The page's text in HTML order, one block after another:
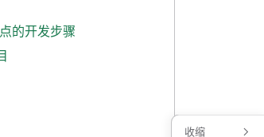
的开发步骤
收缩